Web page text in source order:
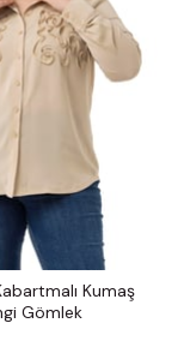
Kumaş
Gömlek